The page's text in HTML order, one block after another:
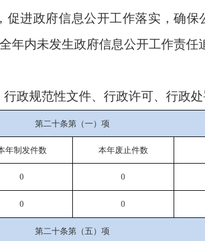
进政府信息公开工作落实，确
年内未发生政府信息公开工作责任
行政规范性文件、行政许可、行政
第二十条第（一）项
年制发件数 本年废止件数
0 0
0 0
第二十条第（五）项